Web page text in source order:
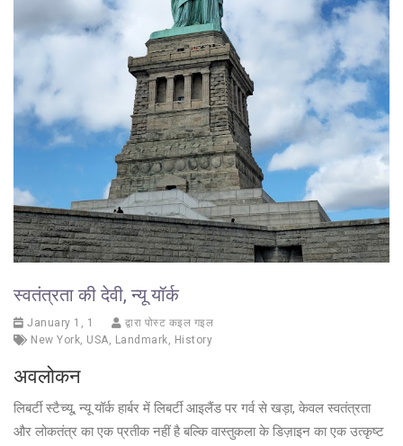
स्वतंत्रता की देवी, न्यू यॉर्क
January 1, 1
द्वारा पोस्ट कइल गइल
New York, USA, Landmark, History
अवलोकन
लिबर्टी स्टैच्यू, न्यू यॉर्क हार्बर में लिबर्टी आइलैंड पर गर्व से खड़ा, केवल स्वतंत्रता
और लोकतंत्र का एक प्रतीक नहीं है बल्कि वास्तुकला के डिज़ाइन का एक उत्कृष्ट